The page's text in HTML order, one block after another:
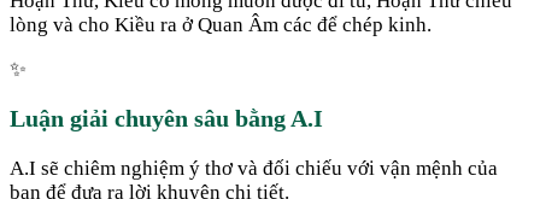
lòng và cho Kiều ra ở Quan Âm các để chép kinh.
✨
Luận giải chuyên sâu bằng A.I
A.I sẽ chiêm nghiệm ý thơ và đối chiếu với vận mệnh của
bạn để đưa ra lời khuyên chi tiết.